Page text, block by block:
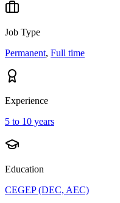
Job Type
Permanent, Full time
Experience
5 to 10 years
Education
CEGEP (DEC, AEC)